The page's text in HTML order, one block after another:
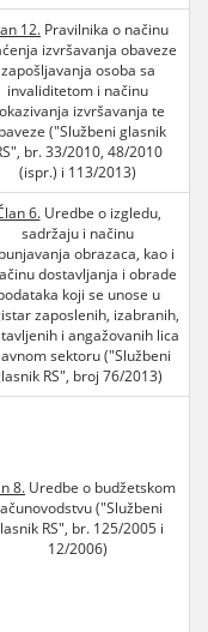
12. Pravilnika o načinu
izvršavanja obaveze
zapošljavanja osoba sa
invaliditetom i načinu
izvršavanja te
("Službeni glasnik
br. 33/2010, 48/2010
(ispr.) i 113/2013)
6.Uredbe o izgledu,
sadržaju i načinu
obrazaca, kao i
dostavljanja i obrade
koji se unose u
zaposlenih, izabranih,
i angažovanih lica
sektoru ("Službeni
RS", broj 76/2013)
8. Uredbe o budžetskom
("Službeni
RS", br. 125/2005 i
12/2006)